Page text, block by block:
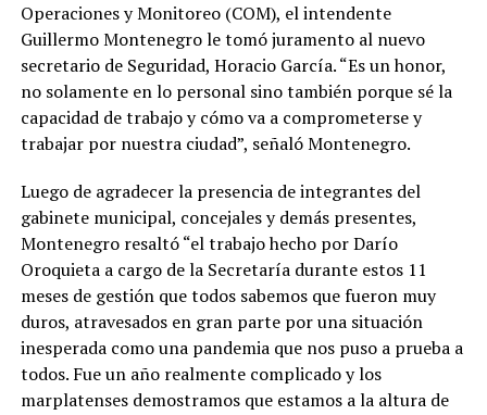
Operaciones y Monitoreo (COM), el intendente
Guillermo Montenegro le tomó juramento al nuevo
secretario de Seguridad, Horacio García. “Es un honor,
no solamente en lo personal sino también porque sé la
capacidad de trabajo y cómo va a comprometerse y
trabajar por nuestra ciudad”, señaló Montenegro.
Luego de agradecer la presencia de integrantes del
gabinete municipal, concejales y demás presentes,
Montenegro resaltó “el trabajo hecho por Darío
Oroquieta a cargo de la Secretaría durante estos 11
meses de gestión que todos sabemos que fueron muy
duros, atravesados en gran parte por una situación
inesperada como una pandemia que nos puso a prueba a
todos. Fue un año realmente complicado y los
marplatenses demostramos que estamos a la altura de